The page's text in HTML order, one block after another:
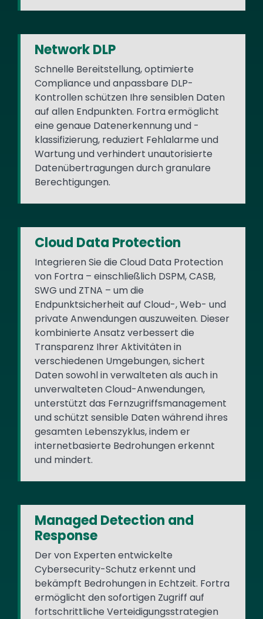
Network DLP
Schnelle Bereitstellung, optimierte
Compliance und anpassbare DLP-
Kontrollen schützen Ihre sensiblen Daten
auf allen Endpunkten. Fortra ermöglicht
eine genaue Datenerkennung und -
klassifizierung, reduziert Fehlalarme und
Wartung und verhindert unautorisierte
Datenübertragungen durch granulare
Berechtigungen.
Cloud Data Protection
Integrieren Sie die Cloud Data Protection
von Fortra – einschließlich DSPM, CASB,
SWG und ZTNA – um die
Endpunktsicherheit auf Cloud-, Web- und
private Anwendungen auszuweiten. Dieser
kombinierte Ansatz verbessert die
Transparenz Ihrer Aktivitäten in
verschiedenen Umgebungen, sichert
Daten sowohl in verwalteten als auch in
unverwalteten Cloud-Anwendungen,
unterstützt das Fernzugriffsmanagement
und schützt sensible Daten während ihres
gesamten Lebenszyklus, indem er
internetbasierte Bedrohungen erkennt
und mindert.
Managed Detection and
Response
Der von Experten entwickelte
Cybersecurity-Schutz erkennt und
bekämpft Bedrohungen in Echtzeit. Fortra
ermöglicht den sofortigen Zugriff auf
fortschrittliche Verteidigungsstrategien